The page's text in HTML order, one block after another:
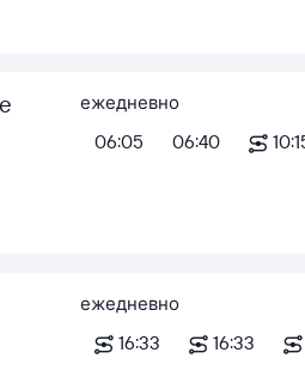
ежедневно
06:05
06:40
ежедневно
16:33
16:33